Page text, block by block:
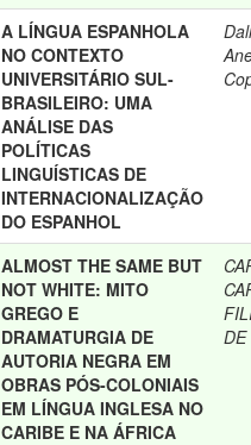
A LÍNGUA ESPANHOLA
NO CONTEXTO
UNIVERSITÁRIO SUL-
BRASILEIRO: UMA
ANÁLISE DAS
POLÍTICAS
LINGUÍSTICAS DE
INTERNACIONALIZAÇÃO
DO ESPANHOL
ALMOST THE SAME BUT
NOT WHITE: MITO
GREGO E
DRAMATURGIA DE
AUTORIA NEGRA EM
OBRAS PÓS-COLONIAIS
EM LÍNGUA INGLESA NO
CARIBE E NA ÁFRICA
DE